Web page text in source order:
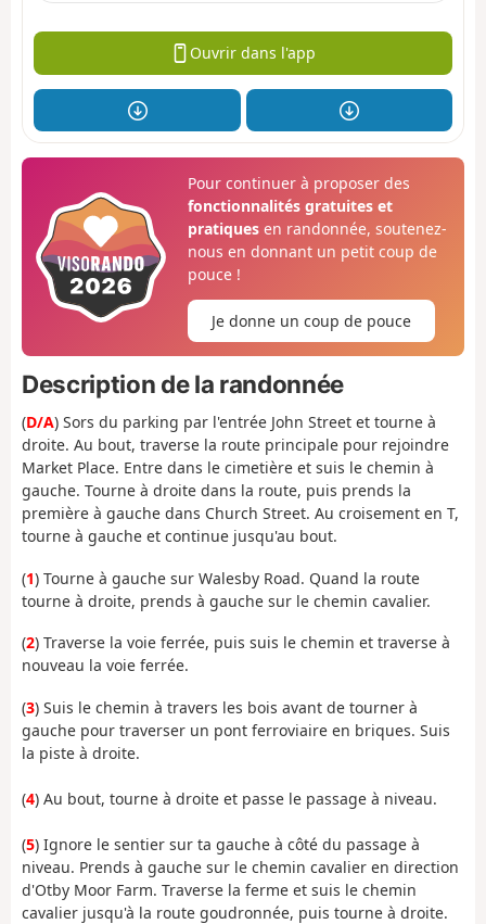
Ouvrir dans l'app
Pour continuer à proposer des
fonctionnalités gratuites et
pratiquesen randonnée, soutenez-
nous en donnant un petit coup de
pouce !
Je donne un coup de pouce
Description de la randonnée
(D/A) Sors du parking par l'entrée John Street et tourne à
droite. Au bout, traverse la route principale pour rejoindre
Market Place. Entre dans le cimetière et suis le chemin à
gauche. Tourne à droite dans la route, puis prends la
première à gauche dans Church Street. Au croisement en T,
tourne à gauche et continue jusqu'au bout.
(1) Tourne à gauche sur Walesby Road. Quand la route
tourne à droite, prends à gauche sur le chemin cavalier.
(2) Traverse la voie ferrée, puis suis le chemin et traverse à
nouveau la voie ferrée.
(3) Suis le chemin à travers les bois avant de tourner à
gauche pour traverser un pont ferroviaire en briques. Suis
la piste à droite.
(4) Au bout, tourne à droite et passe le passage à niveau.
(5) Ignore le sentier sur ta gauche à côté du passage à
niveau. Prends à gauche sur le chemin cavalier en direction
d'Otby Moor Farm. Traverse la ferme et suis le chemin
cavalier jusqu'à la route goudronnée, puis tourne à droite.